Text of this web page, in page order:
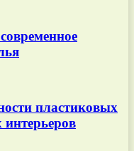
пластиковых
интерьеров